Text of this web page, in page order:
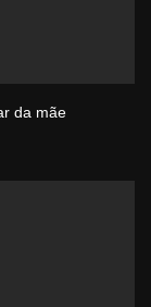
da mãe